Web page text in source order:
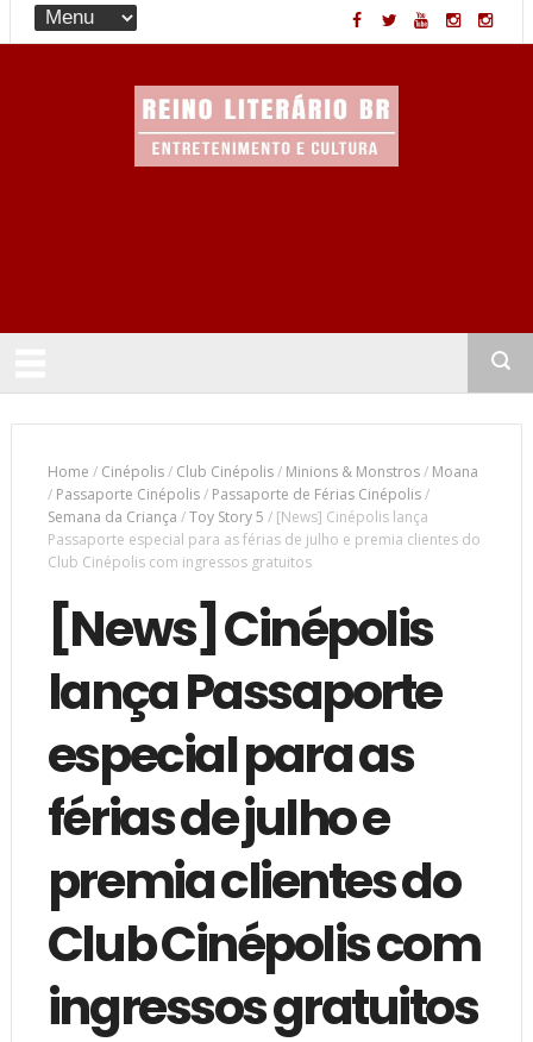
Home / Cinépolis/ Club Cinépolis/ Minions & Monstros/ Moana
/ Passaporte Cinépolis/ Passaporte de Férias Cinépolis/
Semana da Criança /Toy Story 5 / [News] Cinépolis lança
Passaporte especial para as férias de julho e premia clientes do
Club Cinépolis com ingressos gratuitos
[News] Cinépolis
lança Passaporte
especial para as
férias de julho e
premia clientes do
Club Cinépolis com
ingressos gratuitos